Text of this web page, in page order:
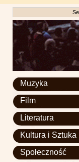
Muzyka
Film
Literatura
Kultura i Sztuka
Społeczność